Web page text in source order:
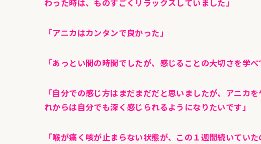
わった時は、ものすごくリラックスしていました」
「アニカはカンタンで良かった」
「あっとい間の時間でしたが、感じることの大切さを学べ
「自分での感じ方はまだまだだと思いましたが、アニカ
れからは自分でも深く感じられるようになりたいです」
「喉が痛く咳が止まらない状態が、この１週間続いてい